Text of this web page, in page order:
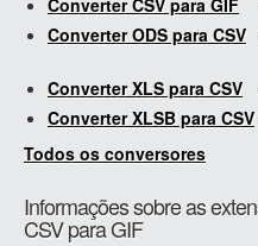
Converter CSV para GIF
Converter ODS para CSV
Converter XLS para CSV
Converter XLSB para CSV
Todos os conversores
Informações sobre as
CSV para GIF